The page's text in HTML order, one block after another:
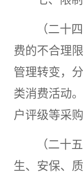
（二十
费的不合理
管理转变，
类消费活动
户评级等采购
（二十
生、安保、